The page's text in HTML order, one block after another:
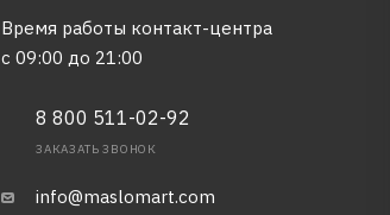
Время работы контакт-центра
с 09:00 до 21:00
8 800 511-02-92
ЗАКАЗАТЬ ЗВОНОК
info@maslomart.com